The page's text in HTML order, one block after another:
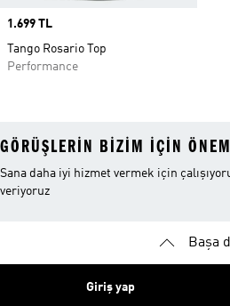
Price
1.699 TL
Tango Rosario Top
Performance
GÖRÜŞLERIN BIZIM IÇIN
Sana daha iyi hizmet vermek için
veriyoruz
Başa
Giriş yap